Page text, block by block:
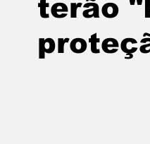
Porto Real Resende
terão